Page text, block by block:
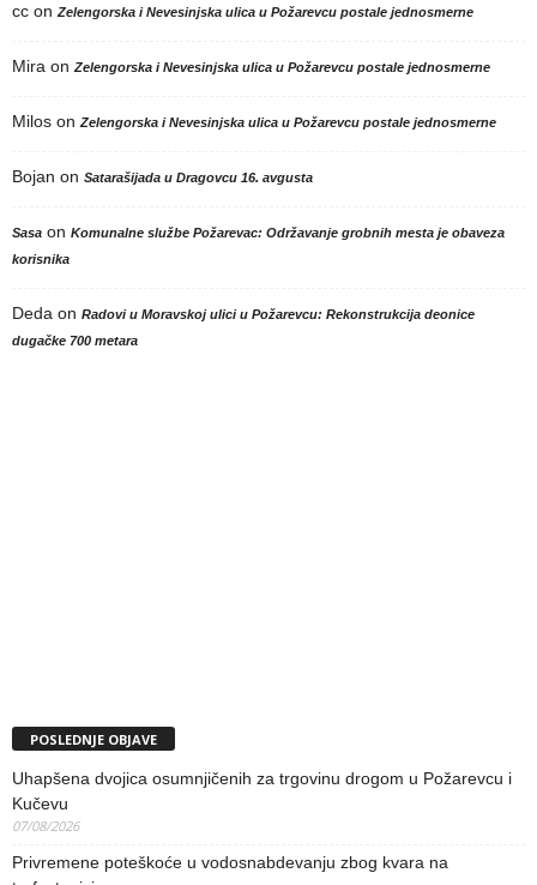
cc on Zelengorska i Nevesinjska ulica u Požarevcu postale jednosmerne
Mira on Zelengorska i Nevesinjska ulica u Požarevcu postale jednosmerne
Milos on Zelengorska i Nevesinjska ulica u Požarevcu postale jednosmerne
Bojan on Satarašijada u Dragovcu 16. avgusta
Sasa on Komunalne službe Požarevac: Održavanje grobnih mesta je obaveza
korisnika
Deda on Radovi u Moravskoj ulici u Požarevcu: Rekonstrukcija deonice
dugačke 700 metara
POSLEDNJE OBJAVE
Uhapšena dvojica osumnjičenih za trgovinu drogom u Požarevcu i
Kučevu
07/08/2026
Privremene poteškoće u vodosnabdevanju zbog kvara na